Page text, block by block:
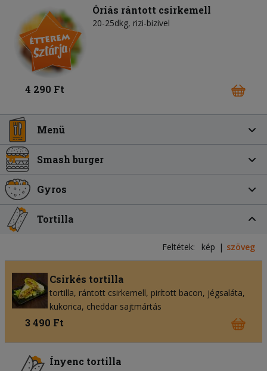
Óriás rántott csirkemell
20-25dkg, rizi-bizivel
4 290 Ft
Menü
Smash burger
Gyros
Tortilla
Feltétek: kép szöveg
Csirkés tortilla
tortilla rántott csirkemell pirított bacon jégsaláta
kukorica cheddar sajtmártás
3 490 Ft
Ínyenc tortilla